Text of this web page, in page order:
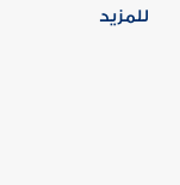
للمزيد